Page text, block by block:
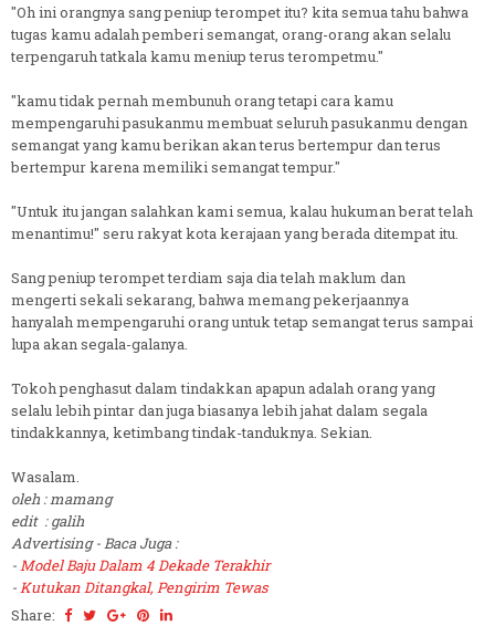
"Oh ini orangnya sang peniup terompet itu? kita semua tahu bahwa
tugas kamu adalah pemberi semangat, orang-orang akan selalu
terpengaruh tatkala kamu meniup terus terompetmu."
"kamu tidak pernah membunuh orang tetapi cara kamu
mempengaruhi pasukanmu membuat seluruh pasukanmu dengan
semangat yang kamu berikan akan terus bertempur dan terus
bertempur karena memiliki semangat tempur."
"Untuk itu jangan salahkan kami semua, kalau hukuman berat telah
menantimu!" seru rakyat kota kerajaan yang berada ditempat itu.
Sang peniup terompet terdiam saja dia telah maklum dan
mengerti sekali sekarang, bahwa memang pekerjaannya
hanyalah mempengaruhi orang untuk tetap semangat terus sampai
lupa akan segala-galanya.
Tokoh penghasut dalam tindakkan apapun adalah orang yang
selalu lebih pintar dan juga biasanya lebih jahat dalam segala
tindakkannya, ketimbang tindak-tanduknya. Sekian.
Wasalam.
oleh : mamang
edit : galih
Advertising - Baca Juga :
- Model Baju Dalam 4 Dekade Terakhir
- Kutukan Ditangkal, Pengirim Tewas
Share: